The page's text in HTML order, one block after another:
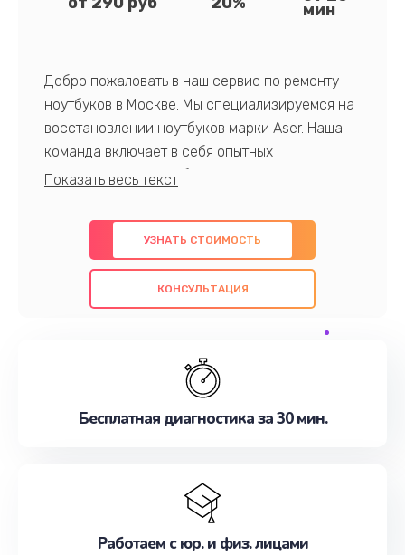
мин
Добро пожаловать в наш сервис по ремонту
ноутбуков в Москве. Мы специализируемся на
восстановлении ноутбуков марки Aser. Наша
команда включает в себя опытных
профессионалов с обширными знаниями и
предлагаем быстрый и качественный ремонт с
использованием оригинальных компонентов, а
также гарантируем качество всех
проведенных работ. Наша цель - предоставить
обслуживание, удовлетворяя их потребности
наилучшим образом. Не медлите записаться на
УЗНАТЬ СТОИМОСТЬ
КОНСУЛЬТАЦИЯ
Бесплатная диагностика за 30 мин.
Работаем с юр. и физ. лицами